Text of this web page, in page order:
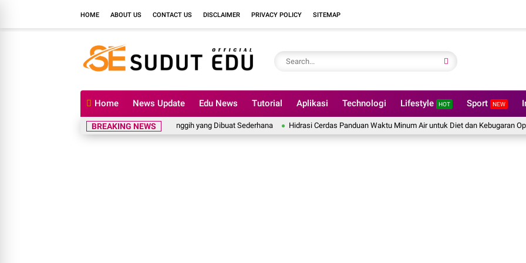
HOME ABOUT US CONTACT US DISCLAIMER PRIVACY POLICY SITEMAP
Home News Update Edu News Tutorial Aplikasi Technologi Lifestyle HOT Sport NEW
BREAKING NEWS
Mengenal OPPO Find X9: Fitur Canggih yang Dibuat Sederhana Hidrasi Cerdas Panduan Waktu Minum Air untuk Diet dan Kebugaran Optimal